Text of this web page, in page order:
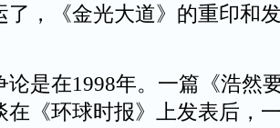
了，《金光大道》的重印和
在1998年。一篇《浩然
在《环球时报》上发表后，